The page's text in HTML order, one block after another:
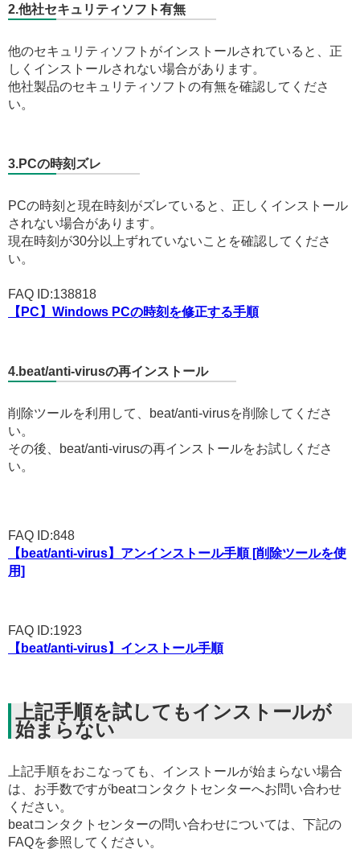
2.他社セキュリティソフト有無
他のセキュリティソフトがインストールされていると、正
しくインストールされない場合があります。
他社製品のセキュリティソフトの有無を確認してくださ
い。
3.PCの時刻ズレ
PCの時刻と現在時刻がズレていると、正しくインストール
されない場合があります。
現在時刻が30分以上ずれていないことを確認してくださ
い。
FAQ ID:138818
【PC】Windows PCの時刻を修正する手順
4.beat/anti-virusの再インストール
削除ツールを利用して、beat/anti-virusを削除してくださ
い。
その後、beat/anti-virusの再インストールをお試しくださ
い。
FAQ ID:848
【beat/anti-virus】アンインストール手順 [削除ツールを使
用]
FAQ ID:1923
【beat/anti-virus】インストール手順
上記手順を試してもインストールが
始まらない
上記手順をおこなっても、インストールが始まらない場合
は、お手数ですがbeatコンタクトセンターへお問い合わせ
ください。
beatコンタクトセンターの問い合わせについては、下記の
FAQを参照してください。